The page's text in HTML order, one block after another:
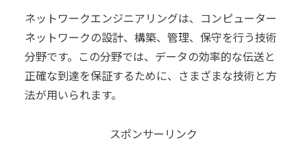
ネットワークエンジニアリングは、コンピューター
ネットワークの設計、構築、管理、保守を行う技術
分野です。この分野では、データの効率的な伝送と
正確な到達を保証するために、さまざまな技術と方
法が用いられます。
スポンサーリンク